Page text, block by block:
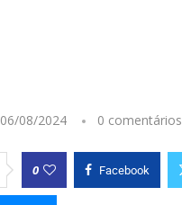
06/08/2024 0 comentários
0 Facebook